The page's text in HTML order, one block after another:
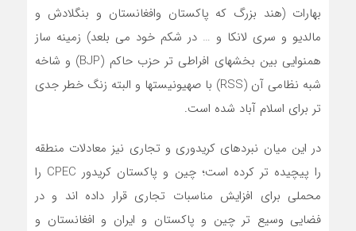
بهارات (هند بزرگ که پاکستان وافغانستان و بنگلادش و
مالدیو و سری لانکا و … در شکم خود می بلعد) زمینه ساز
همنوایی بین بخشهای افراطی تر حزب حاکم (BJP) و شاخه
شبه نظامی آن (RSS) با صهیونیستها و البته زنگ خطر جدی
تر برای اسلام آباد شده است.
در این میان نبردهای کریدوری و تجاری نیز معادلات منطقه
را پیچیده تر کرده است؛ چین و پاکستان کریدور CPEC را
محملی برای افزایش مناسبات تجاری قرار داده اند و در
فضایی وسیع تر چین و پاکستان و ایران و افغانستان و